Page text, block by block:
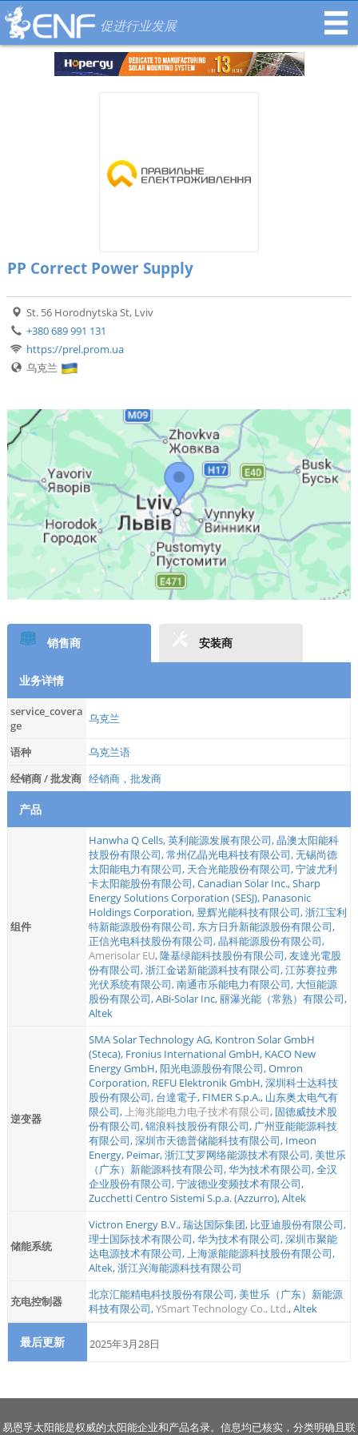
促进行业发展
PP Correct Power Supply
St. 56 Horodnytska St, Lviv
+380 689 991 131
https://prel.prom.ua
乌克兰
销售商 安装商
业务详情
service_covera
ge
乌克兰
语种
乌克兰语
经销商 / 批发商 经销商，批发商
产品
组件
Hanwha Q Cells,英利能源发展有限公司,晶澳太阳能科
技股份有限公司,常州亿晶光电科技有限公司,无锡尚德
太阳能电力有限公司, 天合光能股份有限公司,宁波尤利
卡太阳能股份有限公司,Canadian Solar Inc.,Sharp
Energy Solutions Corporation (SESJ), Panasonic
Holdings Corporation, 昱辉光能科技有限公司,浙江宝利
特新能源股份有限公司, 东方日升新能源股份有限公司,
正信光电科技股份有限公司,晶科能源股份有限公司,
Amerisolar EU,隆基绿能科技股份有限公司,友達光電股
份有限公司,浙江金诺新能源科技有限公司,江苏赛拉弗
光伏系统有限公司,南通市乐能电力有限公司, 大恒能源
股份有限公司,ABi-Solar Inc,丽瀑光能（常熟）有限公司,
Altek
逆变器
SMA Solar Technology AG, Kontron Solar GmbH
(Steca), Fronius International GmbH, KACO New
Energy GmbH,阳光电源股份有限公司,Omron
Corporation, REFU Elektronik GmbH,深圳科士达科技
股份有限公司, 台達電子, FIMER S.p.A., 山东奥太电气有
限公司, 上海兆能电力电子技术有限公司, 固德威技术股
份有限公司,锦浪科技股份有限公司, 广州亚能能源科技
有限公司,深圳市天德普储能科技有限公司, Imeon
Energy, Peimar,浙江艾罗网络能源技术有限公司,美世乐
（广东）新能源科技有限公司,华为技术有限公司,全汉
企业股份有限公司,宁波德业变频技术有限公司,
Zucchetti Centro Sistemi S.p.a. (Azzurro),Altek
储能系统
Victron Energy B.V.,瑞达国际集团, 比亚迪股份有限公司,
理士国际技术有限公司,华为技术有限公司,深圳市聚能
达电源技术有限公司,上海派能能源科技股份有限公司,
Altek,浙江兴海能源科技有限公司
充电控制器 北京汇能精电科技股份有限公司,美世乐（广东）新能源
科技有限公司,YSmart Technology Co., Ltd.,Altek
最后更新 2025年3月28日
易恩孚太阳能是权威的太阳能企业和产品名录。信息均已核实，分类明确且联